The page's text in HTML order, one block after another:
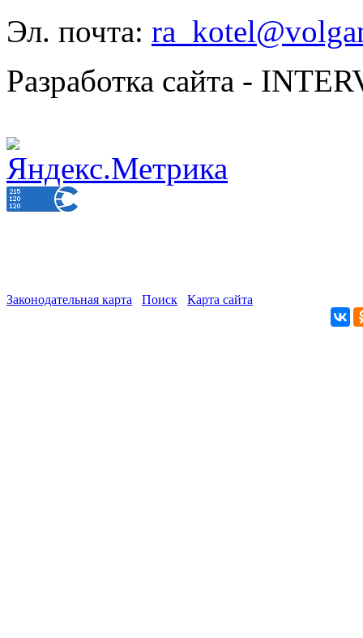
Эл. почта:
Разработка сайта -
Законодательная карта Поиск Карта сайта